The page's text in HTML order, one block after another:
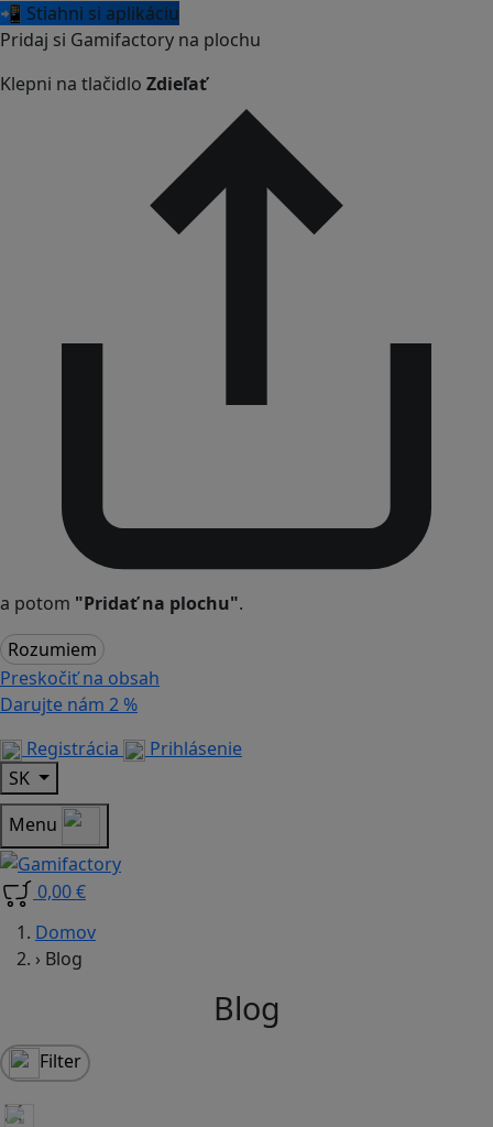
📲 Stiahni si aplikáciu
Pridaj si Gamifactory na plochu
Klepni na tlačidlo Zdieľať
a potom "Pridať na plochu".
Rozumiem
Preskočiť na obsah
Darujte nám 2 %
Registrácia
Prihlásenie
SK
Menu
0,00 €
Domov
› Blog
Blog
Filter